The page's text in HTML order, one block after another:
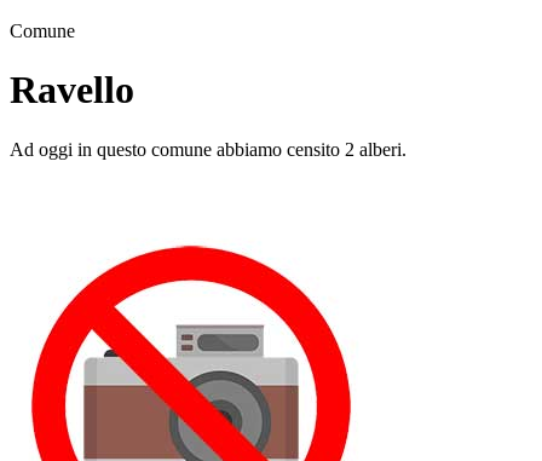
Comune
Ravello
Ad oggi in questo comune abbiamo censito 2 alberi.